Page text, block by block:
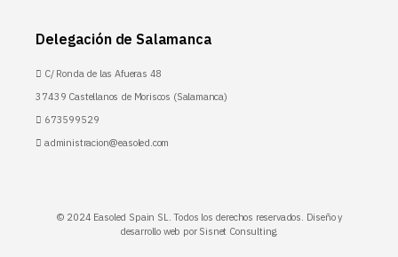
Delegación de Salamanca
C/ Ronda de las Afueras 48
37439 Castellanos de Moriscos (Salamanca)
673599529
administracion@easoled.com
© 2024 Easoled Spain SL. Todos los derechos reservados. Diseño y
desarrollo web por Sisnet Consulting.